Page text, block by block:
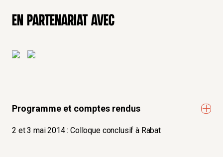
En partenariat avec
Programme et comptes rendus
2 et 3 mai 2014 : Colloque conclusif à Rabat